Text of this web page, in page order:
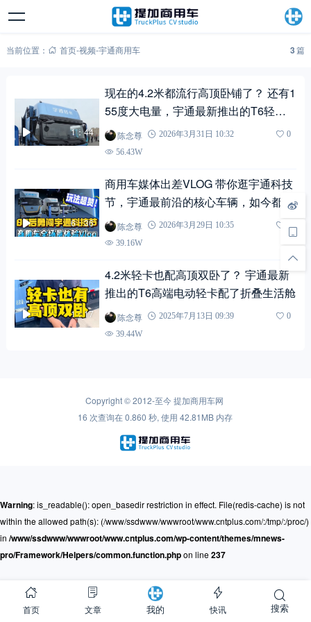
当前位置： 首页-视频-宇通商用车 3篇
1：44
现在的4.2米都流行高顶卧铺了？ 还有1
55度大电量，宇通最新推出的T6轻卡
实拍！
陈念尊 2026年3月31日 10:32
0
56.43W
6：36
商用车媒体出差VLOG 带你逛宇通科技
节，宇通最前沿的核心车辆，如今都进
化到了什么水平
陈念尊 2026年3月29日 10:35
39.16W
1：17
4.2米轻卡也配高顶双卧了？ 宇通最新
推出的T6高端电动轻卡配了折叠生活舱
陈念尊 2025年7月13日 09:39
0
39.44W
Copyright © 2012-至今提加商用车网
16 次查询在 0.860 秒, 使用 42.81MB 内存
首页 文章 我的 快讯 搜索
Warning: is_readable(): open_basedir restriction in effect. File(redis-cache) is not
within the allowed path(s): (/www/ssdwww/wwwroot/www.cntplus.com/:/tmp/:/proc/)
in /www/ssdwww/wwwroot/www.cntplus.com/wp-content/themes/mnews-
pro/Framework/Helpers/common.function.phpon line237